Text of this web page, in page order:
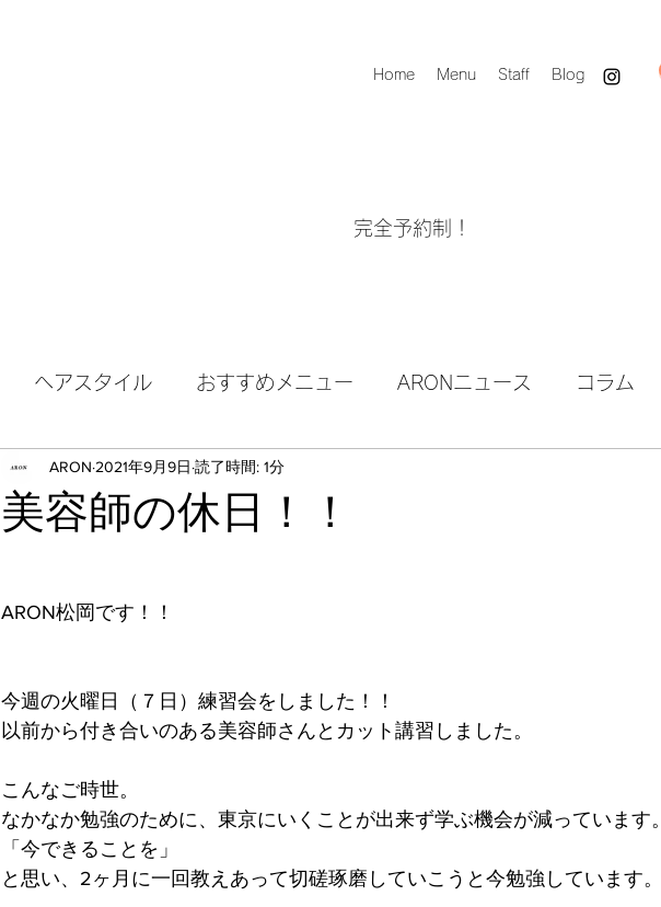
Home Menu Staff Blog
完全予約制！
ヘアスタイル おすすめメニュー ARONニュース コラム
美容師の休日！！
ARON 2021年9月9日 読了時間: 1分
ARON松岡です！！
今週の火曜日（７日）練習会をしました！！
以前から付き合いのある美容師さんとカット講習しました。
こんなご時世。
なかなか勉強のために、東京にいくことが出来ず学ぶ機会が減っています。
「今できることを」
と思い、2ヶ月に一回教えあって切磋琢磨していこうと今勉強しています。